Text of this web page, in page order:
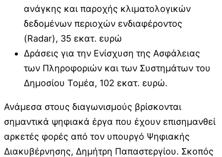
ανάγκης και παροχής κλιματολογικών
δεδομένων περιοχών ενδιαφέροντος
(Radar), 35 εκατ. ευρώ
Δράσεις για την Ενίσχυση της Ασφάλειας
των Πληροφοριών και των Συστημάτων του
Δημοσίου Τομέα, 102 εκατ. ευρώ.
Ανάμεσα στους διαγωνισμούς βρίσκονται
σημαντικά ψηφιακά έργα που έχουν επισημανθεί
αρκετές φορές από τον υπουργό Ψηφιακής
Διακυβέρνησης, Δημήτρη Παπαστεργίου. Σκοπός